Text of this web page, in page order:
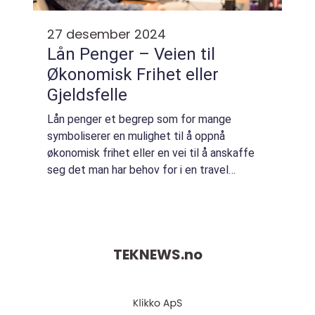
27 desember 2024
Lån Penger – Veien til
Økonomisk Frihet eller
Gjeldsfelle
Lån penger et begrep som for mange
symboliserer en mulighet til å oppnå
økonomisk frihet eller en vei til å anskaffe
seg det man har behov for i en travel
TEKNEWS.no